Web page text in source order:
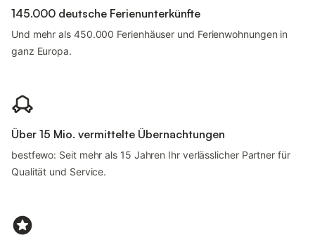
145.000 deutsche Ferienunterkünfte
Und mehr als 450.000 Ferienhäuser und Ferienwohnungen in
ganz Europa.
Über 15 Mio. vermittelte Übernachtungen
bestfewo: Seit mehr als 15 Jahren Ihr verlässlicher Partner für
Qualität und Service.